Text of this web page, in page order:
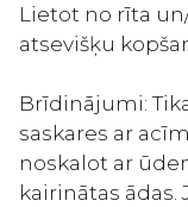
Lietot no rīta
atsevišķu
Brīdinājumi:
saskares ar
noskalot ar
kairinātas